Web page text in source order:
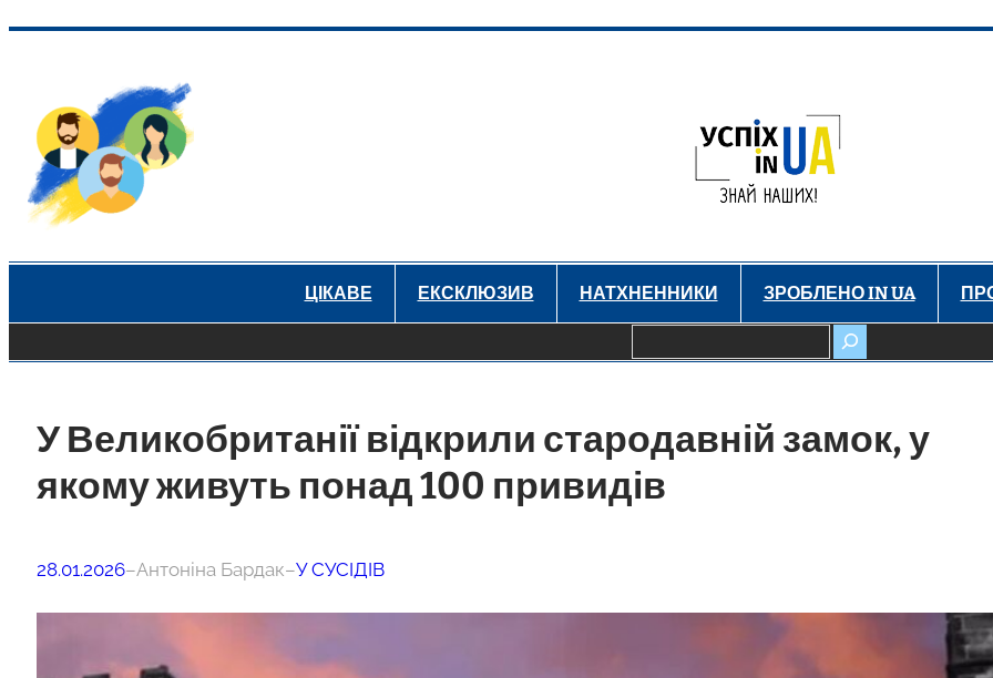
вмісту
ЦІКАВЕ ЕКСКЛЮЗИВ НАТХНЕННИКИ ЗРОБЛЕНО IN UA
У Великобританії відкрили стародавній замок, у
якому живуть понад 100 привидів
28.01.2026–Антоніна Бардак–У СУСІДІВ